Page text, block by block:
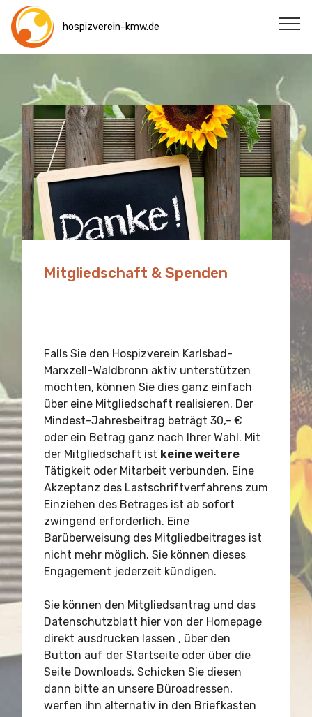
hospizverein-kmw.de
Mitgliedschaft & Spenden
Falls Sie den Hospizverein Karlsbad-
Marxzell-Waldbronn aktiv unterstützen
möchten, können Sie dies ganz einfach
über eine Mitgliedschaft realisieren. Der
Mindest-Jahresbeitrag beträgt 30,- €
oder ein Betrag ganz nach Ihrer Wahl. Mit
der Mitgliedschaft ist keine weitere
Tätigkeit oder Mitarbeit verbunden. Eine
Akzeptanz des Lastschriftverfahrens zum
Einziehen des Betrages ist ab sofort
zwingend erforderlich. Eine
Barüberweisung des Mitgliedbeitrages ist
nicht mehr möglich. Sie können dieses
Engagement jederzeit kündigen.
Sie können den Mitgliedsantrag und das
Datenschutzblatt hier von der Homepage
direkt ausdrucken lassen , über den
Button auf der Startseite oder über die
Seite Downloads. Schicken Sie diesen
dann bitte an unsere Büroadressen,
werfen ihn alternativ in den Briefkasten